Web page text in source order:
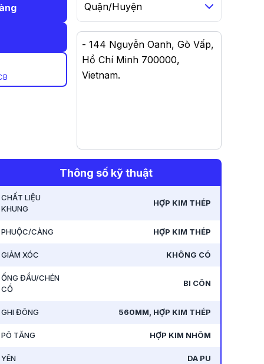
Quận/Huyện
- 144 Nguyễn Oanh, Gò Vấp,
Hồ Chí Minh 700000,
Vietnam.
Thông số kỹ thuật
CHẤT LIỆU
KHUNG
HỢP KIM THÉP
PHUỘC/CÀNG HỢP KIM THÉP
GIẢM XÓC KHÔNG CÓ
ỐNG ĐẦU/CHÉN
CỔ
BI CÔN
GHI ĐÔNG 560MM, HỢP KIM THÉP
PÔ TĂNG HỢP KIM NHÔM
YÊN DA PU